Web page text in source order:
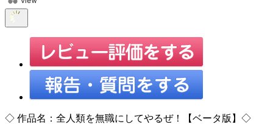
◇ 作品名：全人類を無職にしてやるぜ！【ベータ版】◇